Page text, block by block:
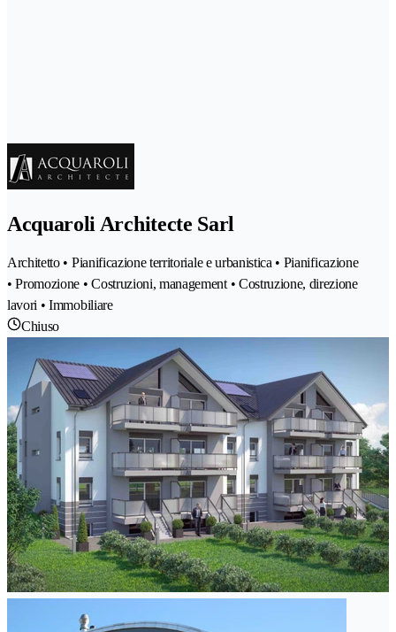
Acquaroli Architecte Sarl
Architetto • Pianificazione territoriale e urbanistica • Pianificazione
• Promozione • Costruzioni, management • Costruzione, direzione
lavori • Immobiliare
Chiuso